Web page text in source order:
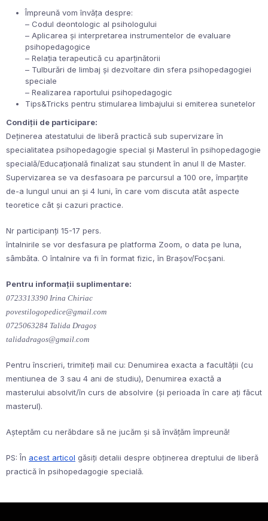
Împreună vom învăța despre:
– Codul deontologic al psihologului
– Aplicarea și interpretarea instrumentelor de evaluare
psihopedagogice
– Relația terapeutică cu aparținătorii
– Tulburări de limbaj și dezvoltare din sfera psihopedagogiei
speciale
– Realizarea raportului psihopedagogic
Tips&Tricks pentru stimularea limbajului si emiterea sunetelor
Condiții de participare:
Deținerea atestatului de liberă practică sub supervizare în
specialitatea psihopedagogie special și Masterul în psihopedagogie
specială/Educațională finalizat sau stundent în anul II de Master.
Supervizarea se va desfasoara pe parcursul a 100 ore, împarțite
de-a lungul unui an și 4 luni, în care vom discuta atât aspecte
teoretice cât și cazuri practice.
Nr participanți 15-17 pers.
întalnirile se vor desfasura pe platforma Zoom, o data pe luna,
sâmbăta. O întalnire va fi în format fizic, în Brașov/Focșani.
Pentru informații suplimentare:
0723313390 Irina Chiriac
povestilogopedice@gmail.com
0725063284 Talida Dragoș
talidadragos@gmail.com
Pentru înscrieri, trimiteți mail cu: Denumirea exacta a facultății (cu
mentiunea de 3 sau 4 ani de studiu), Denumirea exactă a
masterului absolvit/în curs de absolvire (și perioada în care ați făcut
masterul).
Așteptăm cu nerăbdare să ne jucăm și să învățăm împreună!
PS: În acest articol găsiți detalii despre obținerea dreptului de liberă
practică în psihopedagogie specială.